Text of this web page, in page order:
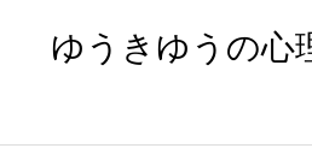
ゆうきゆうの心